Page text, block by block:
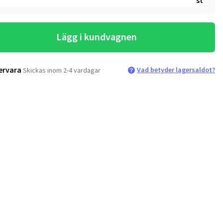
Lägg i kundvagnen
Skickas inom 2-4 vardagar Vad betyder lagersaldot?